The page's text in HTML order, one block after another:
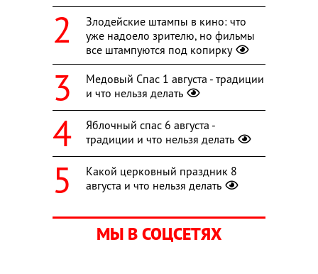
Злодейские штампы в кино: что
уже надоело зрителю, но фильмы
все штампуются под копирку
Медовый Спас 1 августа - традиции
и что нельзя делать
Яблочный спас 6 августа -
традиции и что нельзя делать
Какой церковный праздник 8
августа и что нельзя делать
МЫ В СОЦСЕТЯХ